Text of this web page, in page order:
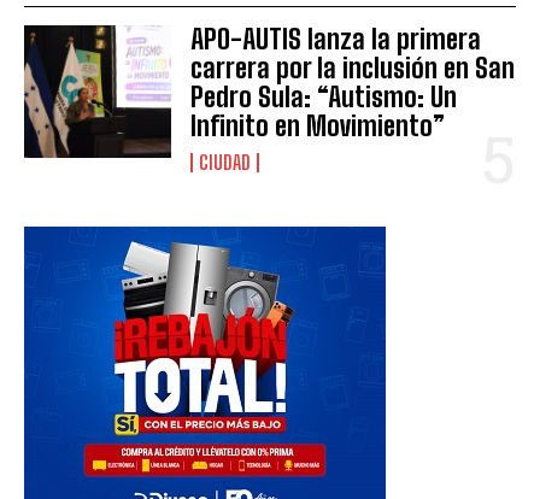
APO-AUTIS lanza la primera
carrera por la inclusión en San
Pedro Sula: “Autismo: Un
Infinito en Movimiento”
CIUDAD